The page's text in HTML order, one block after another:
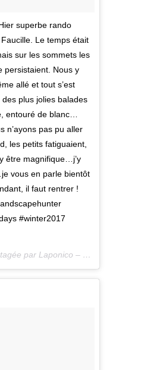
superbe rando
Le temps était
sur les sommets les
persistaient. Nous y
allé et tout s’est
des plus jolies balades
entouré de blanc…
n’ayons pas pu aller
les petits fatiguaient,
être magnifique…j’y
vous en parle bientôt
il faut rentrer !
#winter2017
Une publication partagée par Laponico – Lifestyle & Outdoor (@laponico) le